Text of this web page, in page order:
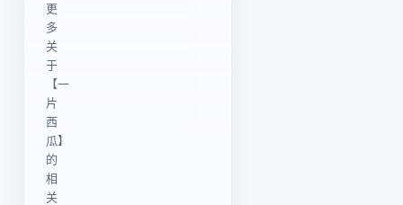
更
多
关
于
【一
片
西
瓜】
的
相
关